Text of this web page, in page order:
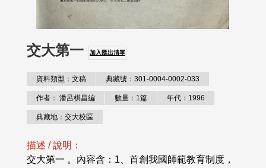
交大第一 加入匯出清單
資料類型：文稿 典藏號：301-0004-0002-033
作者： 潘呂棋昌編 數量：1篇 年代：1996
典藏地：交大校區
描述 / 說明：
交大第一 。內容含：1、首創我國師範教育制度，